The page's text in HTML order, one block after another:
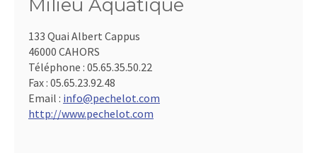
Milieu Aquatique
133 Quai Albert Cappus
46000 CAHORS
Téléphone : 05.65.35.50.22
Fax : 05.65.23.92.48
Email : info@pechelot.com
http://www.pechelot.com